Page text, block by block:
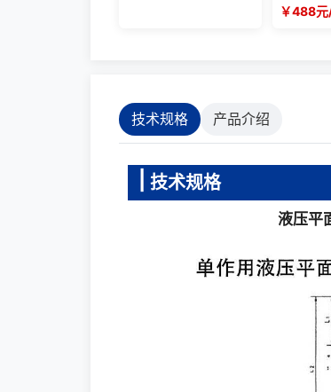
￥488
技术规格 产品介绍
技术规格
液压平